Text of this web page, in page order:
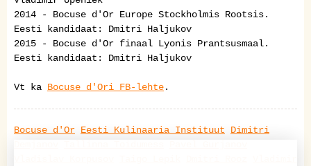
2014 - Bocuse d'Or Europe Stockholmis Rootsis.
Eesti kandidaat: Dmitri Haljukov
2015 - Bocuse d'Or finaal Lyonis Prantsusmaal.
Eesti kandidaat: Dmitri Haljukov
Vt ka Bocuse d'Ori FB-lehte.
Bocuse d'Or Eesti Kulinaaria Instituut
Dimitri